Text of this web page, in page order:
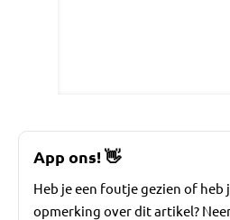
App ons!👋
Heb je een foutje gezien of heb
opmerking over dit artikel?